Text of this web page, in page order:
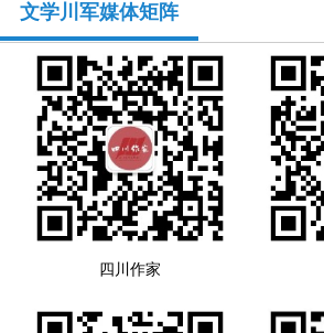
文学川军媒体矩阵
四川作家